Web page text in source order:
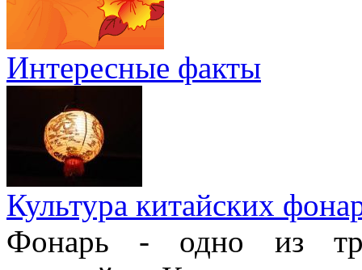
Интересные факты
Культура китайских
Фонарь - одно из